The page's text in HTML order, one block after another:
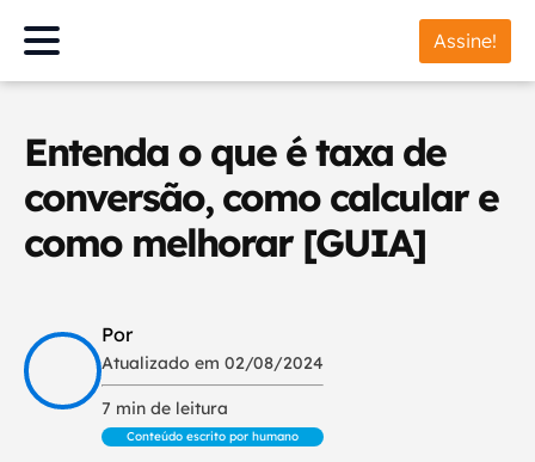
Assine!
Entenda o que é taxa de
conversão, como calcular e
como melhorar [GUIA]
Por
Atualizado em 02/08/2024
7 min de leitura
Conteúdo escrito por humano